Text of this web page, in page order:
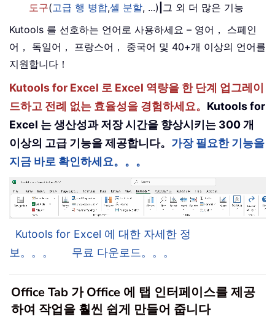
도구(고급 행 병합,셀 분할, ...) 그 외 더 많은 기능
Kutools 를 선호하는 언어로 사용하세요 – 영어， 스페인
어， 독일어， 프랑스어， 중국어 및 40+개 이상의 언어를
지원합니다！
Kutools for Excel 로 Excel 역량을 한 단계 업그레이
드하고 전례 없는 효율성을 경험하세요。 Kutools for
Excel 는 생산성과 저장 시간을 향상시키는 300 개
이상의 고급 기능을 제공합니다。 가장 필요한 기능을
지금 바로 확인하세요。。。
Kutools for Excel 에 대한 자세한 정
보。。。
무료 다운로드。。。
Office Tab 가 Office 에 탭 인터페이스를 제공
하여 작업을 훨씬 쉽게 만들어 줍니다